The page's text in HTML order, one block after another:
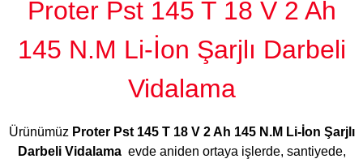
Proter Pst 145 T 18 V 2 Ah
145 N.M Li-İon Şarjlı Darbeli
Vidalama
Ürünümüz Proter Pst 145 T 18 V 2 Ah 145 N.M Li-İon Şarjlı
Darbeli Vidalama evde aniden ortaya işlerde, santiyede,